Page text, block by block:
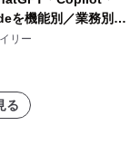
を機能別／業務別に
生成AIの選び方がわ
リー
る